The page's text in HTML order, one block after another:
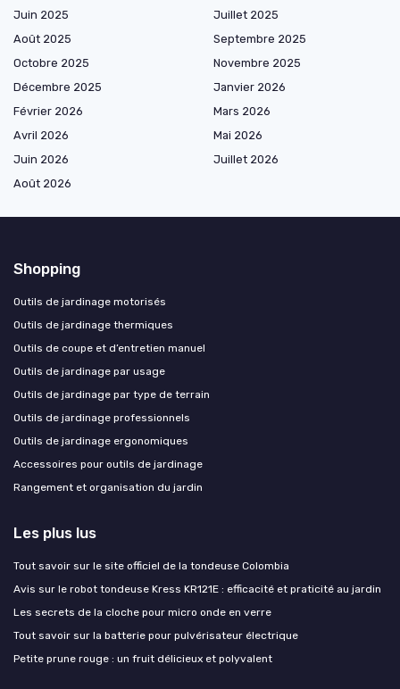
Juin 2025
Juillet 2025
Août 2025
Septembre 2025
Octobre 2025
Novembre 2025
Décembre 2025
Janvier 2026
Février 2026
Mars 2026
Avril 2026
Mai 2026
Juin 2026
Juillet 2026
Août 2026
Shopping
Outils de jardinage motorisés
Outils de jardinage thermiques
Outils de coupe et d’entretien manuel
Outils de jardinage par usage
Outils de jardinage par type de terrain
Outils de jardinage professionnels
Outils de jardinage ergonomiques
Accessoires pour outils de jardinage
Rangement et organisation du jardin
Les plus lus
Tout savoir sur le site officiel de la tondeuse Colombia
Avis sur le robot tondeuse Kress KR121E : efficacité et praticité au jardin
Les secrets de la cloche pour micro onde en verre
Tout savoir sur la batterie pour pulvérisateur électrique
Petite prune rouge : un fruit délicieux et polyvalent